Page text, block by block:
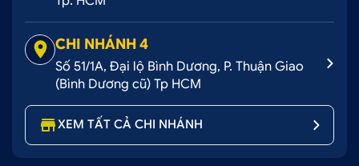
CHI NHÁNH 4
Số 51/1A, Đại lộ Bình Dương, P. Thuận Giao
(Bình Dương cũ) Tp HCM
XEM TẤT CẢ CHI NHÁNH